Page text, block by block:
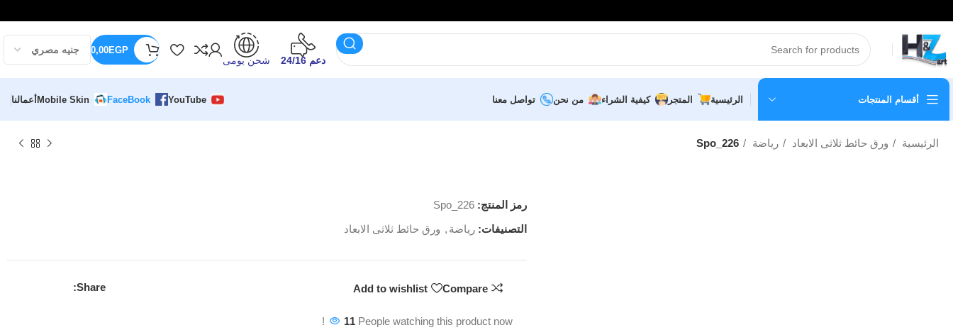
دعم 24/16 شحن يومى
0,00EGP
أقسام المنتجات الرئيسية المتجر كيفية الشراء من نحن تواصل معنا YouTube
FaceBook
Mobile Skinأعمالنا
الرئيسية ورق حائط ثلاثى الابعاد رياضة Spo_226
رمز المنتج: Spo_226
التصنيفات: رياضة , ورق حائط ثلاثى الابعاد
Compare
Add to wishlist
Share:
11 People watching this product now!